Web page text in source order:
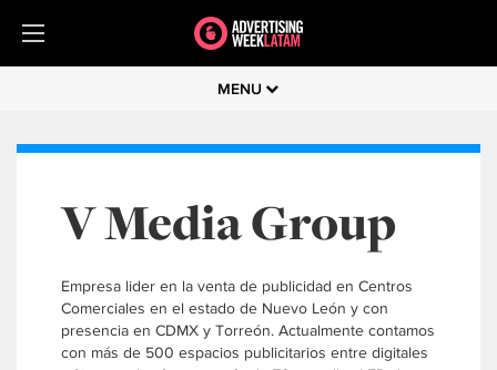
MENU
V Media Group
Empresa lider en la venta de publicidad en Centros
Comerciales en el estado de Nuevo León y con
presencia en CDMX y Torreón. Actualmente contamos
con más de 500 espacios publicitarios entre digitales